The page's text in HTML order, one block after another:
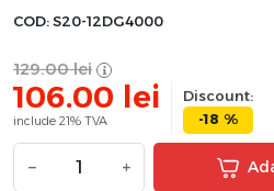
COD: S20-12DG4000
129.00 lei
106.00 lei
include 21% TVA
Discount:
-18 %
− +